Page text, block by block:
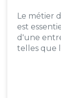
Le métier
est
d'une
telles que